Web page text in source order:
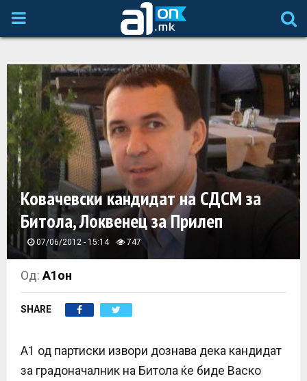
P
I
M
A
R
Y
M
E
N
Ковачевски кандидат на СДСМ за
Битола, Локвенец за Прилеп
07/06/2012 - 15:14 747
Од:А1он
SHARE
А1 од партиски извори дознава дека кандидат
за градоначалник на Битола ќе биде Васко